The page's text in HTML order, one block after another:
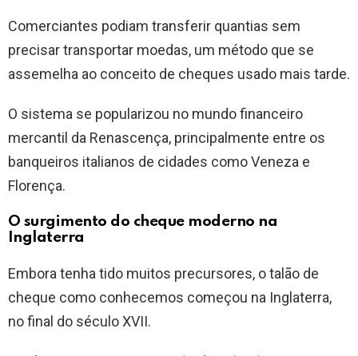
Comerciantes podiam transferir quantias sem
precisar transportar moedas, um método que se
assemelha ao conceito de cheques usado mais tarde.
O sistema se popularizou no mundo financeiro
mercantil da Renascença, principalmente entre os
banqueiros italianos de cidades como Veneza e
Florença.
O surgimento do cheque moderno na
Inglaterra
Embora tenha tido muitos precursores, o talão de
cheque como conhecemos começou na Inglaterra,
no final do século XVII.